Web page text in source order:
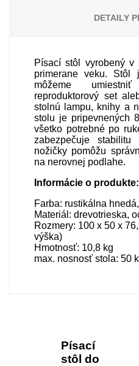
DETAILY
Písací stôl vyrobený v
primerane veku. Stôl
môžeme
reproduktorový set
stolnú lampu, knihy a
stolu je pripevnených
všetko potrebné po
zabezpečuje stabilitu
nožičky pomôžu
na nerovnej podlahe.
Informácie o produkte:
Farba: rustikálna
Materiál: drevotrieska,
Rozmery: 100 x 50 x
výška)
Hmotnosť: 10,8 kg
max. nosnosť stola: 50
Písací
stôl do